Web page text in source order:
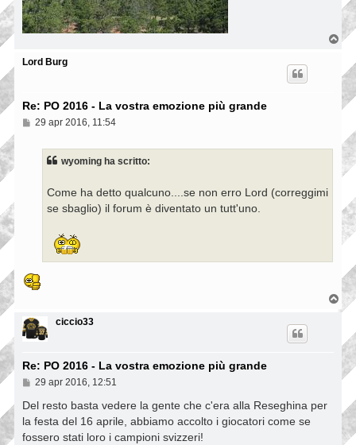
T
Lord Burg
Re: PO 2016 - La vostra emozione più grande
M
29 apr 2016, 11:54
wyoming ha scritto:
Come ha detto qualcuno....se non erro Lord (correggimi
se sbaglio) il forum è diventato un tutt'uno.
o
ciccio33
Re: PO 2016 - La vostra emozione più grande
M
s
a
g
29 apr 2016, 12:51
Del resto basta vedere la gente che c'era alla Reseghina per
la festa del 16 aprile, abbiamo accolto i giocatori come se
fossero stati loro i campioni svizzeri!